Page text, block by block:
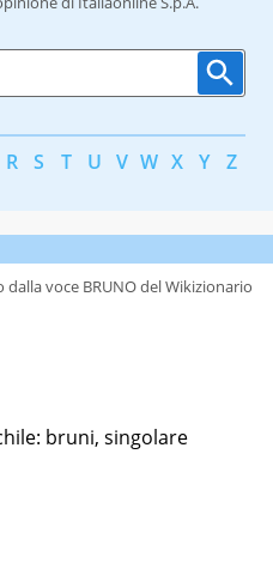
R S T U V W X Y Z
bruni, singolare
voce BRUNO del Wikizionario